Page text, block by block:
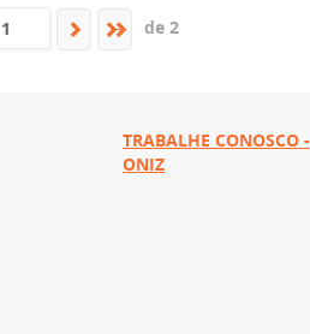
de 2
TRABALHE CONOSCO -
ONIZ